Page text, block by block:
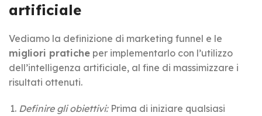
artificiale
Vediamo la definizione di marketing funnel e le
migliori pratiche per implementarlo con l’utilizzo
dell’intelligenza artificiale, al fine di massimizzare i
risultati ottenuti.
Definire gli obiettivi:Prima di iniziare qualsiasi